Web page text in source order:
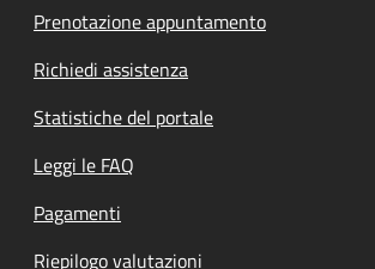
Prenotazione appuntamento
Richiedi assistenza
Statistiche del portale
Leggi le FAQ
Pagamenti
Riepilogo valutazioni